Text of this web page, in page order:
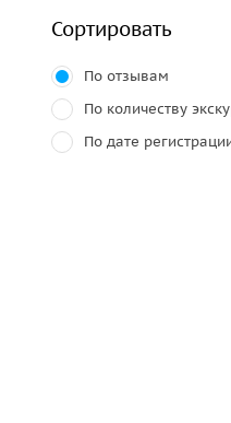
Сортировать
По отзывам
По количеству
По дате